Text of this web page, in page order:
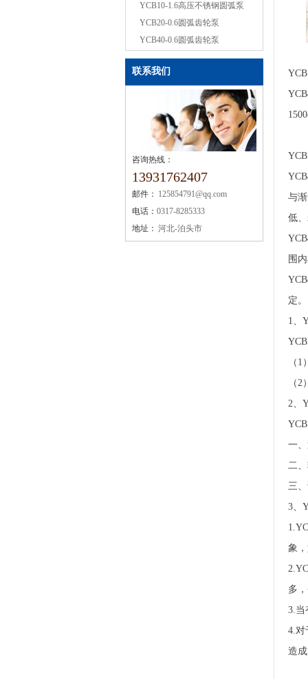
YCB10-1.6高压不锈钢圆弧泵
YCB20-0.6圆弧齿轮泵
YCB40-0.6圆弧齿轮泵
联系我们
咨询热线：
13931762407
邮件： 125854791@qq.com
电话： 0317-8285333
地址： 河北-泊头市
与
低
围
定。
1、
（
（
2、
一
二
三
3、
象
多
3.当
4.对
造